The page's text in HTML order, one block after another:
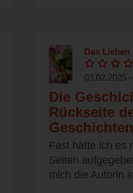
Das Lieben
03.02.2025
Die
Rückseite
Fast hätte ich es
Seiten
mich die Autorin